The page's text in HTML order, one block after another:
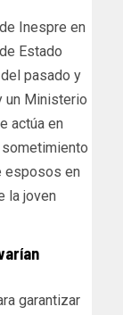
Inespre en
Estado
pasado y
un Ministerio
actúa en
esposos en
la joven
garantizar